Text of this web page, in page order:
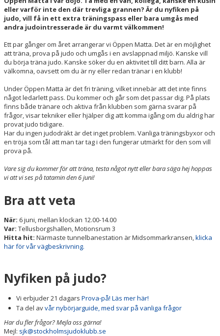
OM OSS
KONTAKT/HITTA
SHOP
INTERNATIONAL (EN)
eller varför inte den där trevliga grannen? Är du nyfiken på
judo, vill få in ett extra träningspass eller bara umgås med
andra judointresserade är du varmt välkommen!
Ett par gånger om året arrangerar vi Öppen Matta. Det är en möjlighet
att träna, prova på judo och umgås i en avslappnad miljö. Kanske vill
du börja träna judo. Kanske söker du en aktivitet till ditt barn. Alla är
välkomna, oavsett om du är ny eller redan tränar i en klubb!
Under Öppen Matta är det fri träning, vilket innebär att det inte finns
något ledarlett pass. Du kommer och går som det passar dig. På plats
finns både tränare och aktiva från klubben som gärna svarar på
frågor, visar tekniker eller hjälper dig att komma igång om du aldrig har
provat judo tidigare.
Har du ingen judodräkt är det inget problem. Vanliga träningsbyxor och
en tröja som tål att man tar tag i den fungerar utmärkt för den som vill
prova på.
Vare sig du kommer för att träna, testa något nytt eller bara säga hej hoppas
vi att vi ses på tatamin den 6 juni!
Bra att veta
När: 6 juni, mellan klockan 12.00-14.00
Var: Tellusborgshallen, Motionsrum 3
Hitta hit: Närmaste tunnelbanestation är Midsommarkransen, klicka
här för vår vägbeskrivning.
Nyfiken på judo?
Vi erbjuder 21 dagars Prova-på! Läs mer här!
Ta del avvår nybörjarguide, med svar på vanliga frågor
Har du fler frågor? Mejla oss gärna!
Mejl: sjk@stockholmsjudoklubb.se